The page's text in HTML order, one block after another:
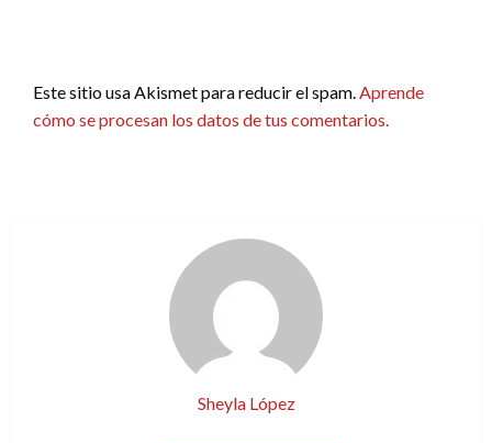
Este sitio usa Akismet para reducir el spam. Aprende
cómo se procesan los datos de tus comentarios.
Sheyla López